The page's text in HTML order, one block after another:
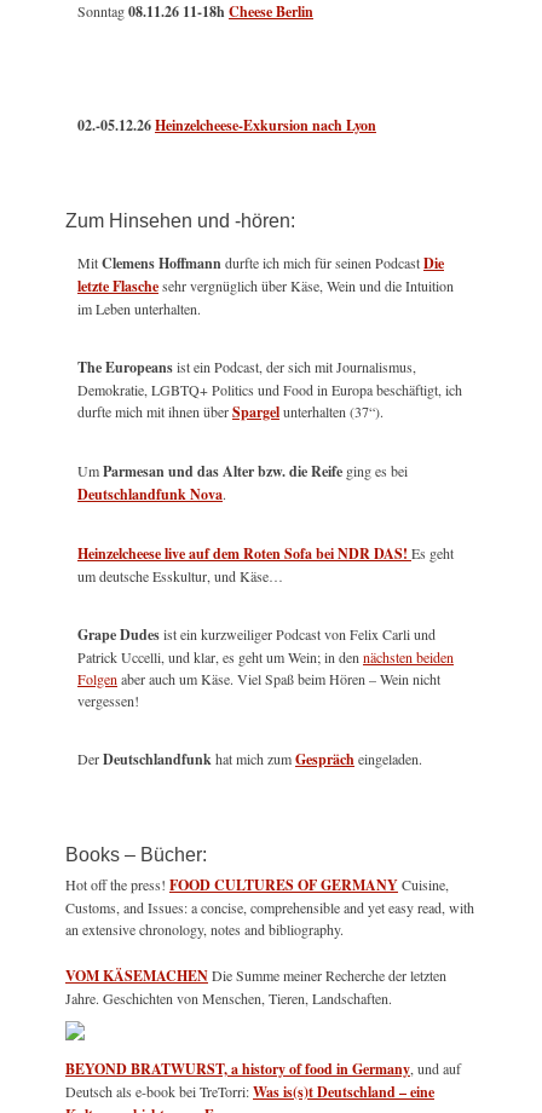
Sonntag08.11.26 11-18hCheese Berlin
02.-05.12.26Heinzelcheese-Exkursion nach Lyon
Zum Hinsehen und -hören:
MitClemens Hoffmanndurfte ich mich für seinen PodcastDie
letzte Flaschesehr vergnüglich über Käse, Wein und die Intuition
im Leben unterhalten.
The Europeansist ein Podcast, der sich mit Journalismus,
Demokratie, LGBTQ+ Politics und Food in Europa beschäftigt, ich
durfte mich mit ihnen überSpargelunterhalten (37“).
UmParmesan und das Alter bzw. die Reife ging es bei
Deutschlandfunk Nova.
Heinzelcheese live auf dem Roten Sofa bei NDR DAS! Es geht
um deutsche Esskultur, und Käse…
Grape Dudesist ein kurzweiliger Podcast von Felix Carli und
Patrick Uccelli, und klar, es geht um Wein; in dennächsten beiden
Folgenaber auch um Käse. Viel Spaß beim Hören – Wein nicht
vergessen!
DerDeutschlandfunkhat mich zumGesprächeingeladen.
Books – Bücher:
Hot off the press! FOOD CULTURES OF GERMANYCuisine,
Customs, and Issues: a concise, comprehensible and yet easy read, with
an extensive chronology, notes and bibliography.
VOM KÄSEMACHENDie Summe meiner Recherche der letzten
Jahre. Geschichten von Menschen, Tieren, Landschaften.
BEYOND BRATWURST, a history of food in Germany, und auf
Deutsch als e-book bei TreTorri:Was is(s)t Deutschland – eine